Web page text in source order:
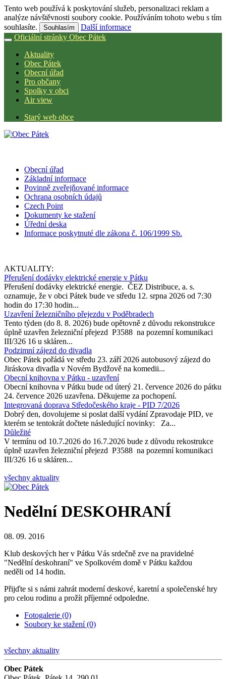
Tento web používá k poskytování služeb, personalizaci reklam a
analýze návštěvnosti soubory cookie. Používáním tohoto webu s tím
souhlasíte.
Souhlasím
Další informace
Oficiální stránky Obec Pátek
Aktuality
Obec Pátek
Obecní úřad
Pro občany
Spolky v obci
Air view
Starý web obce
Obecní úřad
Základní informace
Povinně zveřejňované informace
Ochrana osobních údajů
Czech Point
Dokumenty ke stažení
Úřední deska
Informace poskytnuté dle zákona č. 106/1999 Sb.
AKTUALITY:
Přerušení dodávky elektrické energie v Pátku
Přerušení dodávky elektrické energie. ČEZ Distribuce, a. s.
oznamuje, že v obci Pátek bude ve středu 12. srpna 2026 od 7:30
hodin do 17:30 hodin...
Uzavření železničního přejezdu v Poděbradech
Tento týden (do 8. 8. 2026) bude opětovně z důvodu rekonstrukce
úplně uzavřen železniční přejezd P3588 na pozemní komunikaci
III/326 16 u skláren...
Podzimní zájezd do divadla
Obec Pátek pořádá ve středu 23. září 2026 autobusový zájezd do
Jiráskova divadla v Novém Bydžově na komedii...
Obecní knihovna v Pátku - uzavření
Obecní knihovna v Pátku bude od úterý 21. července 2026 do pátku
24. července 2026 uzavřena. Děkujeme za pochopení.
Integrovaná doprava Středočeského kraje - PID 7/2026
Dobrý den, dovolujeme si poslat další vydání Zpravodaje PID, ve
kterém se tentokrát dočtete následující novinky: Za...
Důležité
V termínu od 10.7.2026 do 16.7.2026 bude z důvodu rekostrukce
úplně uzavřen železniční přejezd P3588 na pozemní komunikaci
III/326 16 u skláren...
všechny aktuality
Nedělní DESKOHRANÍ
08. 09. 2016
Klub deskových her v Pátku Vás srdečně zve na pravidelné
"Nedělní deskohraní" ve Spolkovém domě v Pátku každou
neděli od 14 hodin.
Přijďte si s námi zahrát moderní deskové, karetní a společenské hry
pro celou rodinu a prožít příjemné odpoledne.
Fotogalerie (0)
Soubory ke stažení (0)
všechny aktuality
Obec Pátek